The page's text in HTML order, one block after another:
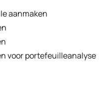
aanmaken
voor portefeuilleanalyse